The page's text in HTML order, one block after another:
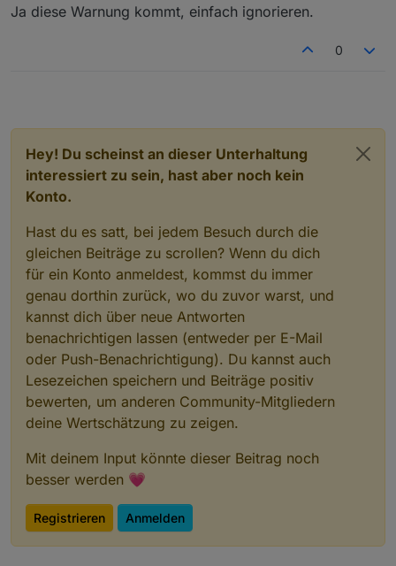
Ja diese Warnung kommt, einfach ignorieren.
0
Hey! Du scheinst an dieser Unterhaltung
interessiert zu sein, hast aber noch kein
Konto.
Hast du es satt, bei jedem Besuch durch die
gleichen Beiträge zu scrollen? Wenn du dich
für ein Konto anmeldest, kommst du immer
genau dorthin zurück, wo du zuvor warst, und
kannst dich über neue Antworten
benachrichtigen lassen (entweder per E-Mail
oder Push-Benachrichtigung). Du kannst auch
Lesezeichen speichern und Beiträge positiv
bewerten, um anderen Community-Mitgliedern
deine Wertschätzung zu zeigen.
Mit deinem Input könnte dieser Beitrag noch
besser werden 💗
Registrieren Anmelden